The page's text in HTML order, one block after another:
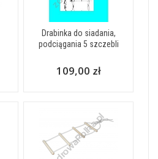
Drabinka do siadania,
podciągania 5 szczebli
109,00 zł